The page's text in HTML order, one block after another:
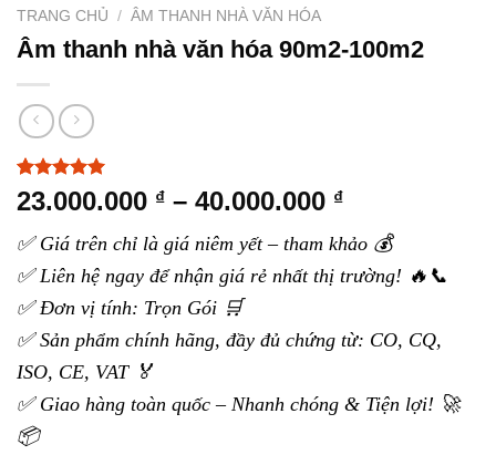
TRANG CHỦ / ÂM THANH NHÀ VĂN HÓA
Âm thanh nhà văn hóa 90m2-100m2
5.00 trên 5
dựa trên
4
23.000.000 ₫ – 40.000.000 ₫Khoảng
giá:
từ
23.000.000 ₫
40.000.000 ₫
✅ Giá trên chỉ là giá niêm yết – tham khảo 💰
✅ Liên hệ ngay để nhận giá rẻ nhất thị trường! 🔥📞
✅ Đơn vị tính: Trọn Gói 🛒
✅ Sản phẩm chính hãng, đầy đủ chứng từ: CO, CQ,
ISO, CE, VAT 🏅
✅ Giao hàng toàn quốc – Nhanh chóng & Tiện lợi! 🚀
📦